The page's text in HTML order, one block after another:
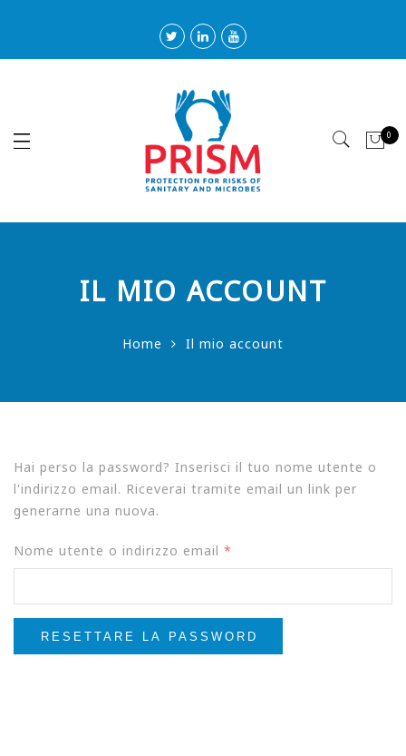
0
IL MIO ACCOUNT
Home Il mio account
Hai perso la password? Inserisci il tuo nome utente o
l'indirizzo email. Riceverai tramite email un link per
generarne una nuova.
Nome utente o indirizzo email *
RESETTARE LA PASSWORD